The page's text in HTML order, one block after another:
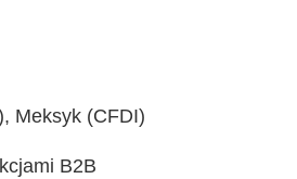
Meksyk (CFDI)
B2B